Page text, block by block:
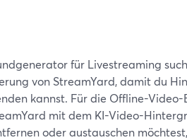
für Livestreaming
von StreamYard, damit du
kannst. Für die Offline-
mit dem KI-Video-
oder austauschen